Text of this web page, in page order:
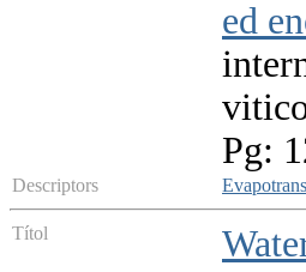
ed
Pg:
Descriptors
Títol